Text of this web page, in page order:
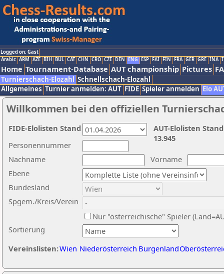
Logged on: Gast
Arabic ARM AZE BIH BUL CAT CHN CRO CZE DEN ENG ESP FAI FIN FRA GER GRE INA
Home Tournament-Database AUT championship Pictures
Turnierschach-Elozahl Schnellschach-Elozahl
Allgemeines Turnier anmelden: AUT FIDE Spieler anmelden Elo
Willkommen bei den offiziellen
Nachname
Vorname
Ebene
Sortierung
Personennummer
Bundesland
Spgem./Kreis/Verein
Nur "österreichische" Spieler
Vereinslisten:Wien Niederösterreich Burgenland
AUT-Elolisten
13.945
FIDE-Elolisten Stand